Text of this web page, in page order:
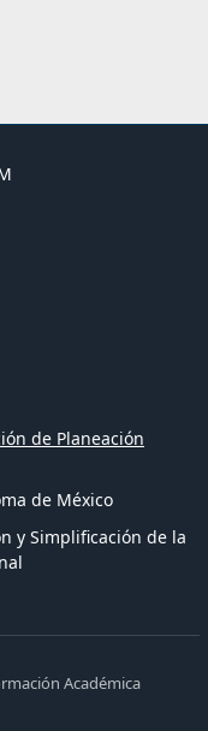
de Planeación
de México
y Simplificación de la
Académica